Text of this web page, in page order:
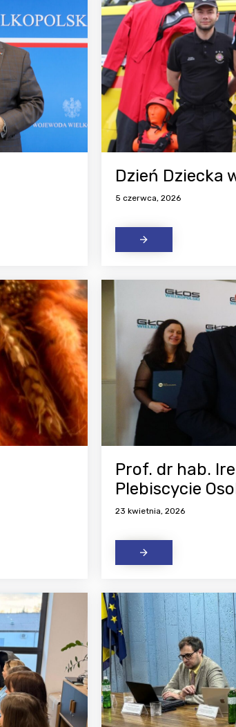
Dzień Dziecka
5 czerwca, 2026
Prof. dr hab.
Plebiscycie
23 kwietnia, 2026